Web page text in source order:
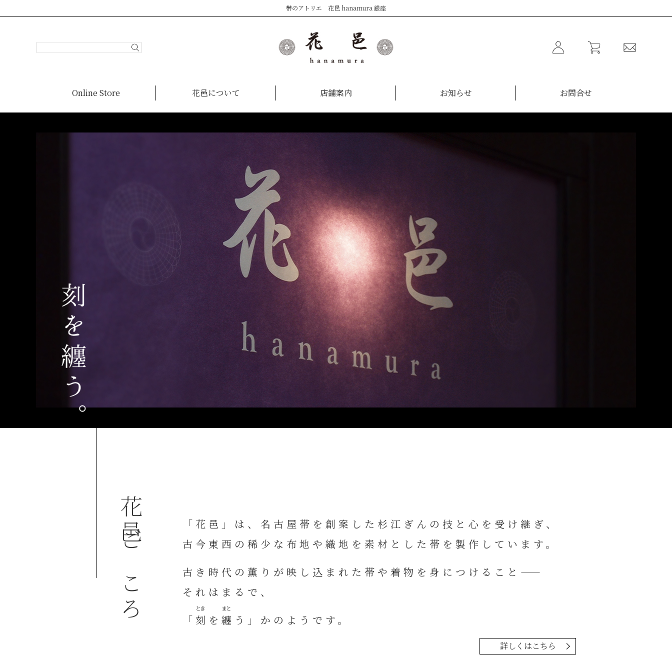
帯のアトリエ 花邑 hanamura 銀座
Online Store 花邑について 店舗案内 お知らせ お問合せ
花邑ごころ
「花邑」は、名古屋帯を創案した杉江ぎんの技と心を受け継ぎ、
古今東西の稀少な布地や織地を素材とした帯を製作しています。
古き時代の薫りが映し込まれた帯や着物を身につけること——
それはまるで、
「 刻 を 纏 う」かのようです。
詳しくはこちら